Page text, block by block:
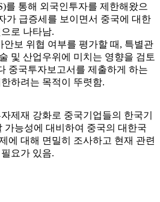
를 통해 외국인투자를 제한해왔으
가 급증세를 보이면서 중국에 대한
로 나타남.
안보 위협 여부를 평가할 때, 특별관
및 산업우위에 미치는 영향을 검토
중국투자보고서를 제출하게 하는
하려는 목적이 뚜렷함.
제재 강화로 중국기업들의 한국기
능성에 대비하여 중국의 대한국
에 대해 면밀히 조사하고 현재 관련
요가 있음.